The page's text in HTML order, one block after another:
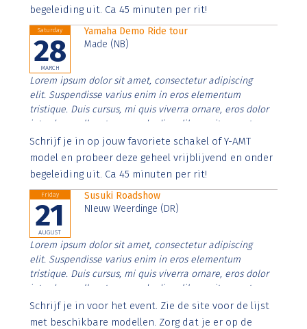
begeleiding uit. Ca 45 minuten per rit!
Saturday
28
MARCH
Yamaha Demo Ride tour
Made (NB)
Lorem ipsum dolor sit amet, consectetur adipiscing
elit. Suspendisse varius enim in eros elementum
tristique. Duis cursus, mi quis viverra ornare, eros dolor
interdum nulla, ut commodo diam libero vitae erat.
Aenean faucibus nibh et justo cursus id rutrum lorem
imperdiet. Nunc ut sem vitae risus tristique posuere.
Schrijf je in op jouw favoriete schakel of Y-AMT
model en probeer deze geheel vrijblijvend en onder
begeleiding uit. Ca 45 minuten per rit!
Friday
21
AUGUST
Susuki Roadshow
NIeuw Weerdinge (DR)
Lorem ipsum dolor sit amet, consectetur adipiscing
elit. Suspendisse varius enim in eros elementum
tristique. Duis cursus, mi quis viverra ornare, eros dolor
interdum nulla, ut commodo diam libero vitae erat.
Aenean faucibus nibh et justo cursus id rutrum lorem
imperdiet. Nunc ut sem vitae risus tristique posuere.
Schrijf je in voor het event. Zie de site voor de lijst
met beschikbare modellen. Zorg dat je er op de